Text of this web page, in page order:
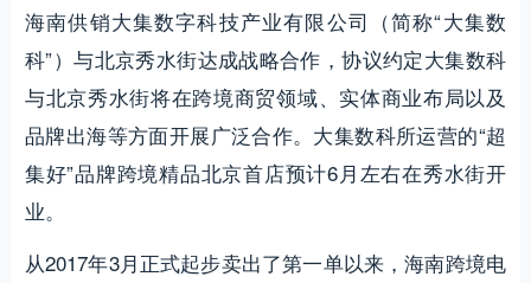
海南供销大集数字科技产业有限公司（简称“大集数
科”）与北京秀水街达成战略合作，协议约定大集数科
与北京秀水街将在跨境商贸领域、实体商业布局以及
品牌出海等方面开展广泛合作。大集数科所运营的“超
集好”品牌跨境精品北京首店预计6月左右在秀水街开
业。
从2017年3月正式起步卖出了第一单以来，海南跨境电